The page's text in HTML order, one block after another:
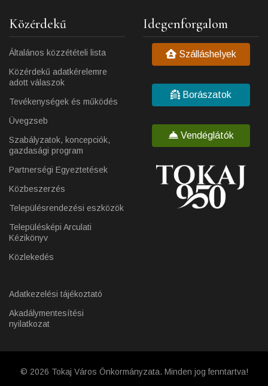
Közérdekű
Általános közzétételi lista
Közérdekű adatkérelemre
adott válaszok
Tevékenységek és működés
Üvegzseb
Szabályzatok, koncepciók,
gazdasági program
Partnerségi Egyeztetések
Közbeszerzés
Településrendezési eszközök
Településképi Arculati
Kézikönyv
Közlekedés
Adatkezelési tájékoztató
Akadálymentesítési
nyilatkozat
Idegenforgalom
Szálláshelyek
Borászatok
Vendéglátók
© 2026 Tokaj Város Önkormányzata. Minden jog fenntartva!